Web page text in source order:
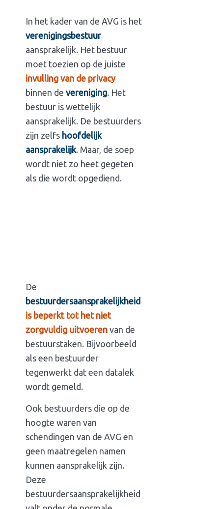
In het kader van de AVG is het
verenigingsbestuur
aansprakelijk. Het bestuur
moet toezien op de juiste
invulling van de privacy
binnen de vereniging. Het
bestuur is wettelijk
aansprakelijk. De bestuurders
zijn zelfs hoofdelijk
aansprakelijk. Maar, de soep
wordt niet zo heet gegeten
als die wordt opgediend.
De
bestuurdersaansprakelijkheid
is beperkt tot het niet
zorgvuldig uitvoeren van de
bestuurstaken. Bijvoorbeeld
als een bestuurder
tegenwerkt dat een datalek
wordt gemeld.
Ook bestuurders die op de
hoogte waren van
schendingen van de AVG en
geen maatregelen namen
kunnen aansprakelijk zijn.
Deze
bestuurdersaansprakelijkheid